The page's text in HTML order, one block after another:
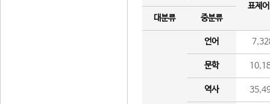
표제
대분류
중분류
언어
문학
역사